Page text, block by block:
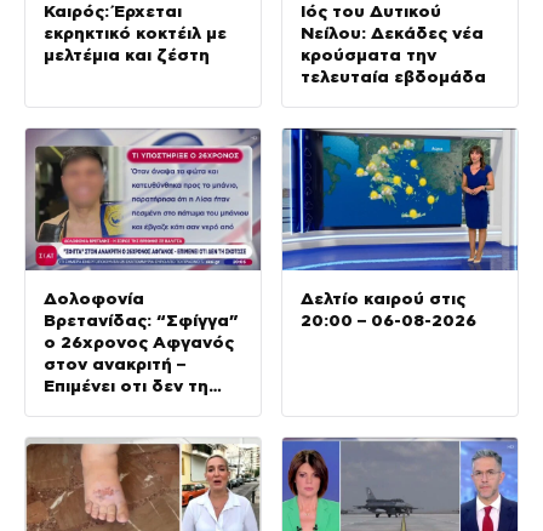
Καιρός: Έρχεται
εκρηκτικό κοκτέιλ με
μελτέμια και ζέστη
Ιός του Δυτικού
Νείλου: Δεκάδες νέα
κρούσματα την
τελευταία εβδομάδα
Δολοφονία
Βρετανίδας: “Σφίγγα”
ο 26χρονος Αφγανός
στον ανακριτή –
Επιμένει οτι δεν τη
Δελτίο καιρού στις
20:00 – 06-08-2026